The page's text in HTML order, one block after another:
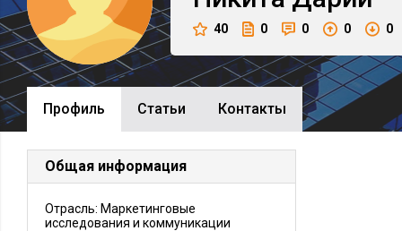
40 0 0 0 0
Профиль Cтатьи Контакты
Общая информация
Отрасль: Маркетинговые
исследования и коммуникации